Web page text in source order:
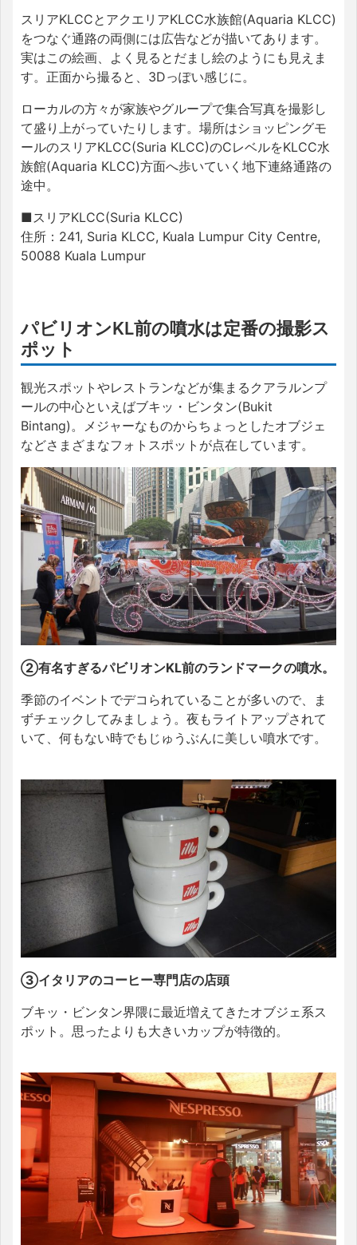
スリアKLCCとアクエリアKLCC水族館(Aquaria KLCC)
をつなぐ通路の両側には広告などが描いてあります。
実はこの絵画、よく見るとだまし絵のようにも見えま
す。正面から撮ると、3Dっぽい感じに。
ローカルの方々が家族やグループで集合写真を撮影し
て盛り上がっていたりします。場所はショッピングモ
ールのスリアKLCC(Suria KLCC)のCレベルをKLCC水
族館(Aquaria KLCC)方面へ歩いていく地下連絡通路の
途中。
■スリアKLCC(Suria KLCC)
住所：241, Suria KLCC, Kuala Lumpur City Centre,
50088 Kuala Lumpur
パビリオンKL前の噴水は定番の撮影ス
ポット
観光スポットやレストランなどが集まるクアラルンプ
ールの中心といえばブキッ・ビンタン(Bukit
Bintang)。メジャーなものからちょっとしたオブジェ
などさまざまなフォトスポットが点在しています。
②有名すぎるパビリオンKL前のランドマークの噴水。
季節のイベントでデコられていることが多いので、ま
ずチェックしてみましょう。夜もライトアップされて
いて、何もない時でもじゅうぶんに美しい噴水です。
③イタリアのコーヒー専門店の店頭
ブキッ・ビンタン界隈に最近増えてきたオブジェ系ス
ポット。思ったよりも大きいカップが特徴的。